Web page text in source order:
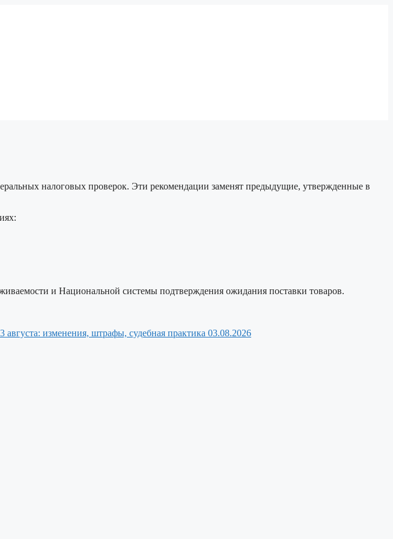
налоговых проверок. Эти рекомендации заменят предыдущие, утвержденные в
и Национальной системы подтверждения ожидания поставки товаров.
августа: изменения, штрафы, судебная практика 03.08.2026